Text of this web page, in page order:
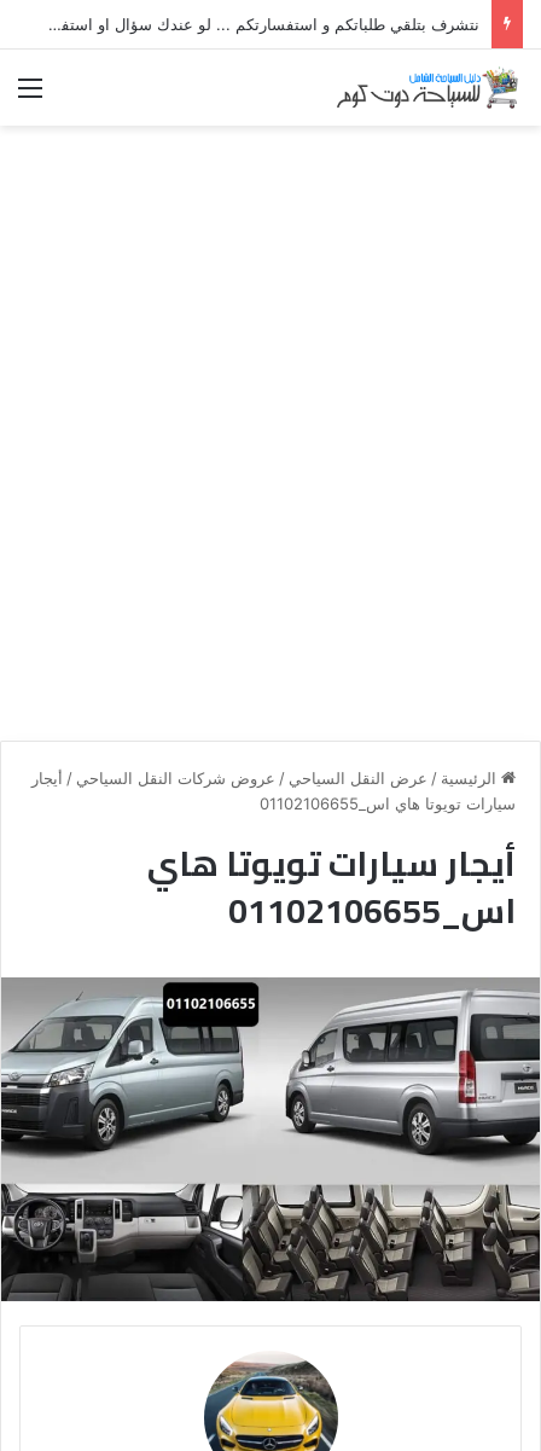
نتشرف بتلقي طلباتكم و استفسارتكم ... لو عندك سؤال او استفسار ماتدرددش فى طلب المساعدة
الرئيسية / عرض النقل السياحي / عروض شركات النقل السياحي / أيجار
سيارات تويوتا هاي اس_01102106655
أيجار سيارات تويوتا هاي
اس_01102106655